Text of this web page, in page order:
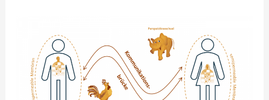
individuell
bedeutsame
Kern-